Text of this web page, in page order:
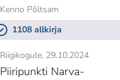
Kenno Põltsam
1108 allkirja
Riigikogule 29.10.2024
Piiripunkti Narva-